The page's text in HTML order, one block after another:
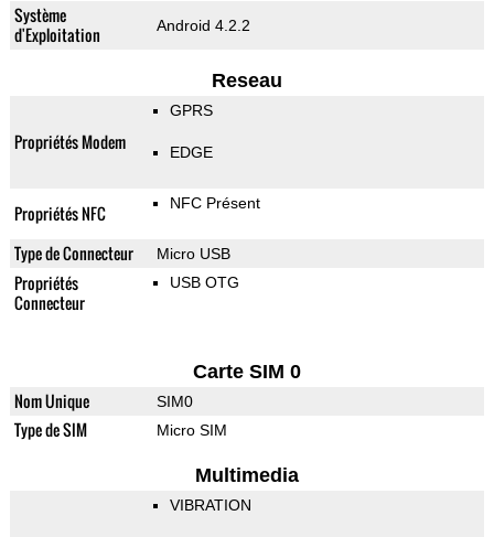
Système
d'Exploitation
Android 4.2.2
Reseau
Propriétés Modem
GPRS
EDGE
Propriétés NFC NFC Présent
Type de Connecteur Micro USB
Propriétés
Connecteur
USB OTG
Carte SIM 0
Nom Unique SIM0
Type de SIM Micro SIM
Multimedia
VIBRATION